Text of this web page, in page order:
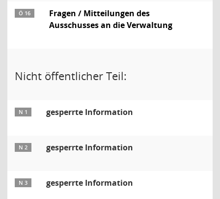
Ö 16
Fragen / Mitteilungen des
Ausschusses an die Verwaltung
Nicht öffentlicher Teil:
N 1 gesperrte Information
N 2 gesperrte Information
N 3 gesperrte Information